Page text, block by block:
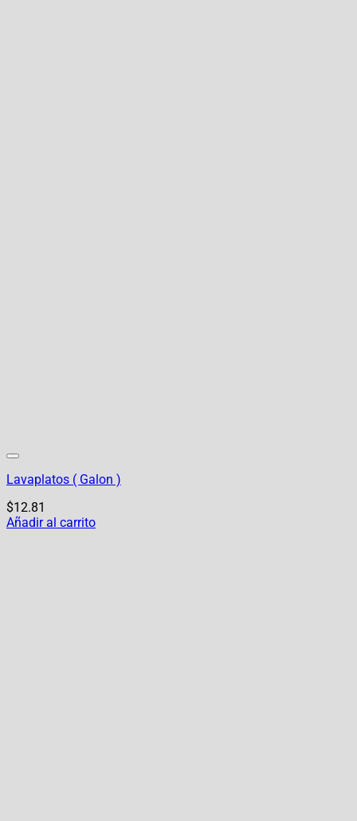
Lavaplatos ( Galon )
$12.81
Añadir al carrito